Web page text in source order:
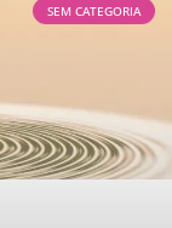
SEM CATEGORIA